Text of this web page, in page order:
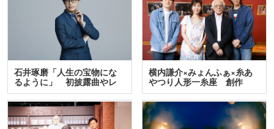
石井琢磨「人生の宝物にな
るように」 初披露曲やレ
ア…
横内謙介×みょんふぁ×糸あ
やつり人形一糸座 創作
人…